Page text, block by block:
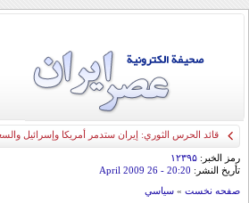
قائد الحرس الثوري: إيران ستدمر أمريكا وإسرائيل
الحمراء
رمز الخبر: ۱۲۳۹۵
تأريخ النشر: 20:20
- 26 April 2009
صفحه نخست » سياسي